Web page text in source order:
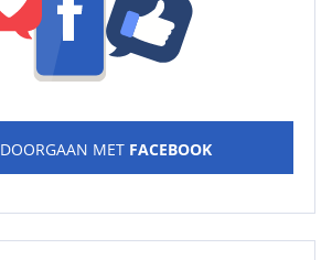
DOORGAAN MET FACEBOOK